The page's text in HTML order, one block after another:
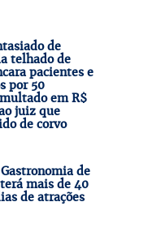
de
telhado de
pacientes e
por 50
em R$
juiz que
de corvo
de
mais de 40
de atrações